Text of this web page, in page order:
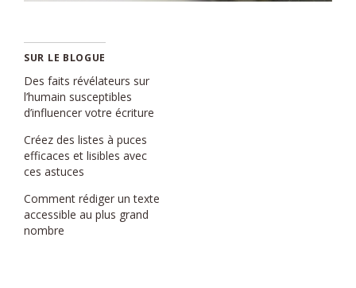
SUR LE BLOGUE
Des faits révélateurs sur
l’humain susceptibles
d’influencer votre écriture
Créez des listes à puces
efficaces et lisibles avec
ces astuces
Comment rédiger un texte
accessible au plus grand
nombre